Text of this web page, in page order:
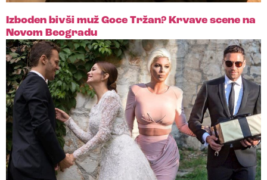
Izboden bivši muž Goce Tržan? Krvave scene na
Novom Beogradu